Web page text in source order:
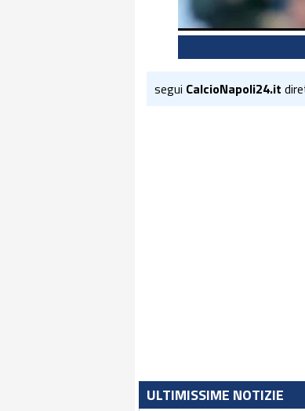
segui CalcioNapoli24.it
ULTIMISSIME NOTIZIE